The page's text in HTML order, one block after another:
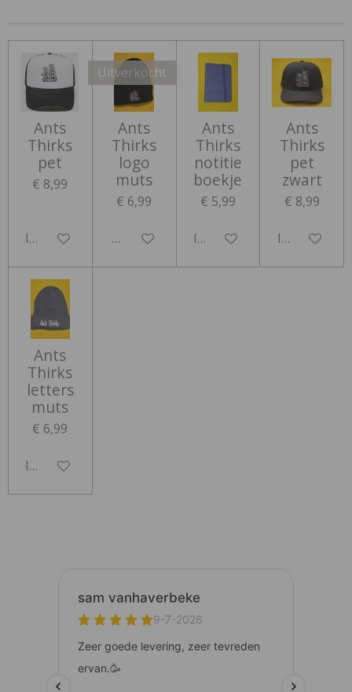
Ants
Thirks
pet
€ 8,99
In winkelwagen
Uitverkocht
Ants
Thirks
logo
muts
€ 6,99
Houd mij op de hoogte
Ants
Thirks
notitie
boekje
€ 5,99
In winkelwagen
Ants
Thirks
pet
zwart
€ 8,99
In
Ants
Thirks
letters
muts
€ 6,99
In winkelwagen